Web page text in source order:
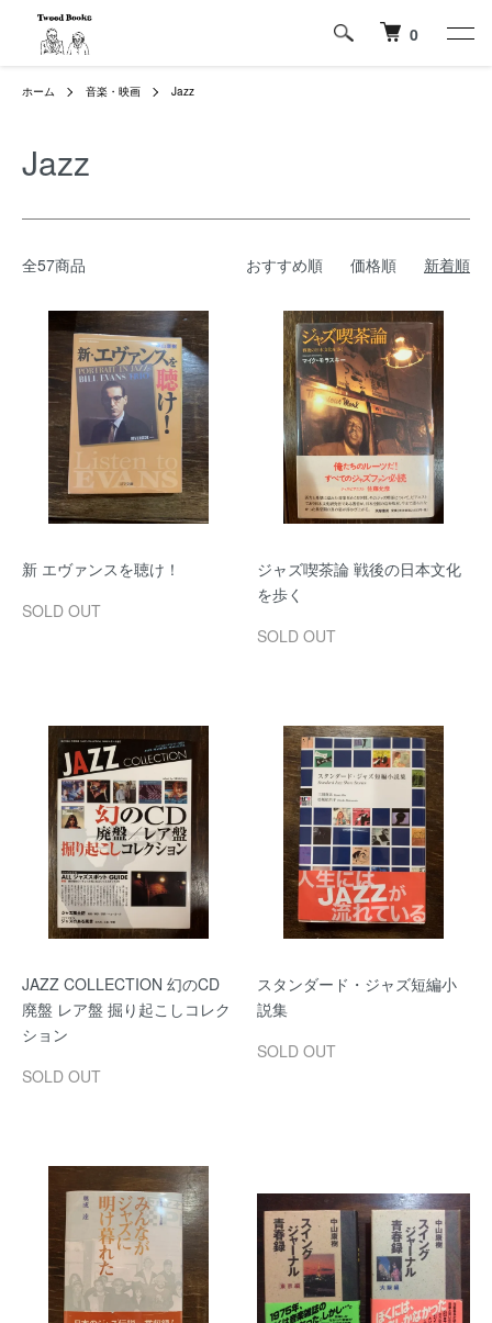
0
ホーム 音楽・映画 Jazz
Jazz
全57商品 おすすめ順 価格順 新着順
新 エヴァンスを聴け！
SOLD OUT
ジャズ喫茶論 戦後の日本文化
を歩く
SOLD OUT
JAZZ COLLECTION 幻のCD
廃盤 レア盤 掘り起こしコレク
ション
SOLD OUT
スタンダード・ジャズ短編小
説集
SOLD OUT